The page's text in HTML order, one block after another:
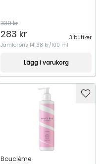
339 kr
283 kr
3 butiker
Jämförpris 141,38 kr/100 ml
Lägg i varukorg
Bouclème